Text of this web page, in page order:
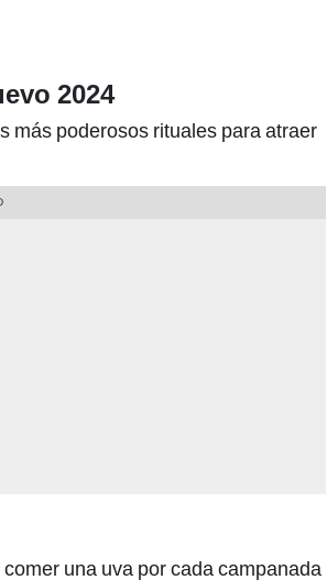
2024
más poderosos rituales para atraer
una uva por cada campanada